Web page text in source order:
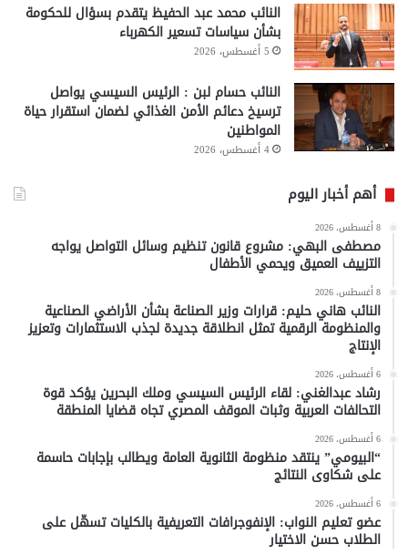
النائب محمد عبد الحفيظ يتقدم بسؤال للحكومة
بشأن سياسات تسعير الكهرباء
5 أغسطس، 2026
النائب حسام لبن : الرئيس السيسي يواصل
ترسيخ دعائم الأمن الغذائي لضمان استقرار حياة
المواطنين
4 أغسطس، 2026
أهم أخبار اليوم
8 أغسطس، 2026
مصطفى البهي: مشروع قانون تنظيم وسائل التواصل يواجه
التزييف العميق ويحمي الأطفال
8 أغسطس، 2026
النائب هاني حليم: قرارات وزير الصناعة بشأن الأراضي الصناعية
والمنظومة الرقمية تمثل انطلاقة جديدة لجذب الاستثمارات وتعزيز
الإنتاج
6 أغسطس، 2026
رشاد عبدالغني: لقاء الرئيس السيسي وملك البحرين يؤكد قوة
التحالفات العربية وثبات الموقف المصري تجاه قضايا المنطقة
6 أغسطس، 2026
“البيومي” ينتقد منظومة الثانوية العامة ويطالب بإجابات حاسمة
على شكاوى النتائج
6 أغسطس، 2026
عضو تعليم النواب: الإنفوجرافات التعريفية بالكليات تسهّل على
الطلاب حسن الاختيار